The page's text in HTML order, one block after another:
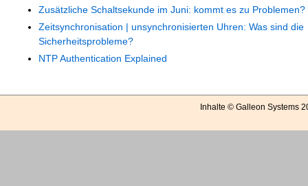
Zusätzliche Schaltsekunde im Juni: kommt es zu Problemen?
Zeitsynchronisation | unsynchronisierten Uhren: Was sind die
Sicherheitsprobleme?
NTP Authentication Explained
Inhalte © Galleon Systems